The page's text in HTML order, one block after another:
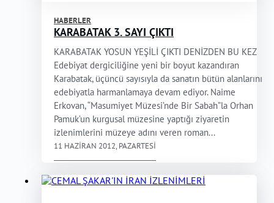
HABERLER
KARABATAK 3. SAYI ÇIKTI
KARABATAK YOSUN YEŞİLİ ÇIKTI DENİZDEN BU KEZ
Edebiyat dergiciliğine yeni bir boyut kazandıran
Karabatak, üçüncü sayısıyla da sanatın bütün alanlarını
edebiyatla harmanlamaya devam ediyor. Naime
Erkovan, “Masumiyet Müzesi’nde Bir Sabah”la Orhan
Pamuk’un kurgusal müzesine yaptığı ziyaretin
izlenimlerini müzeye adını veren roman...
11 HAZIRAN 2012, PAZARTESI